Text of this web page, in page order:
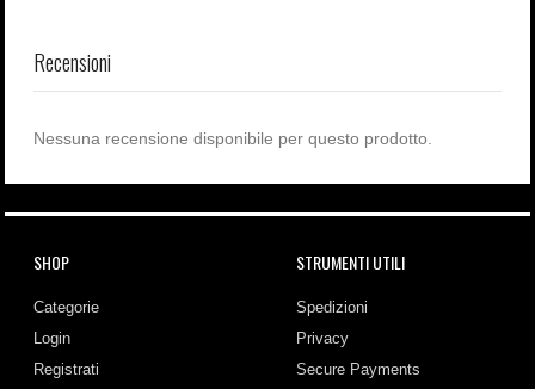
Recensioni
Nessuna recensione disponibile per questo prodotto.
SHOP
Categorie
Login
Registrati
STRUMENTI UTILI
Spedizioni
Privacy
Secure Payments